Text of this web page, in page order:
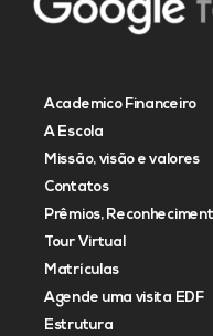
Academico Financeiro
A Escola
Missão, visão e valores
Contatos
Prêmios,
Tour Virtual
Matrículas
Agende uma visita EDF
Estrutura